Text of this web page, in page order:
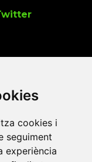
cookies i
seguiment
experiència